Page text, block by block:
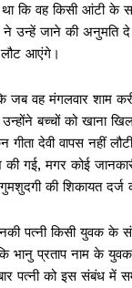
कि वह किसी आंटी के
ने उन्हें जाने की अनुमति
आएंगे।
कि जब वह मंगलवार शाम
बच्चों को खाना
गीता देवी वापस नहीं
की गई, मगर कोई
की शिकायत दर्ज
पत्नी किसी युवक के
भानु प्रताप नाम के
पत्नी को इस संबंध में